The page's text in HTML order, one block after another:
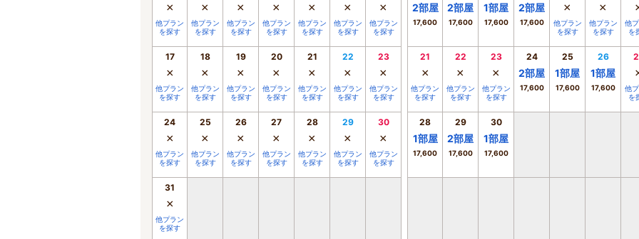
×
他プラン
を探す
×
他プラン
を探す
×
他プラン
を探す
×
他プラン
を探す
×
他プラン
を探す
×
他プラン
を探す
×
他プラン
を探す
17
×
他プラン
を探す
18
×
他プラン
を探す
19
×
他プラン
を探す
20
×
他プラン
を探す
21
×
他プラン
を探す
22
×
他プラン
を探す
23
×
他プラン
を探す
24
×
他プラン
を探す
25
×
他プラン
を探す
26
×
他プラン
を探す
27
×
他プラン
を探す
28
×
他プラン
を探す
29
×
他プラン
を探す
30
×
他プラン
を探す
31
×
他プラン
を探す
2部屋
17,600
2部屋
17,600
1部屋
17,600
2部屋
17,600
×
他プラン
を探す
×
他プラン
を探す
他
を
21
×
他プラン
を探す
22
×
他プラン
を探す
23
×
他プラン
を探す
24
2部屋
17,600
25
1部屋
17,600
26
1部屋
17,600
他
を
28
1部屋
17,600
29
2部屋
17,600
30
1部屋
17,600